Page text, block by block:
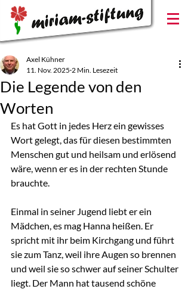
Die Legende von den
Worten
Axel Kühner
11. Nov. 2025 2 Min. Lesezeit
Es hat Gott in jedes Herz ein gewisses
Wort gelegt, das für diesen bestimmten
Menschen gut und heilsam und erlösend
wäre, wenn er es in der rechten Stunde
brauchte.
Einmal in seiner Jugend liebt er ein
Mädchen, es mag Hanna heißen. Er
spricht mit ihr beim Kirchgang und führt
sie zum Tanz, weil ihre Augen so brennen
und weil sie so schwer auf seiner Schulter
liegt. Der Mann hat tausend schöne